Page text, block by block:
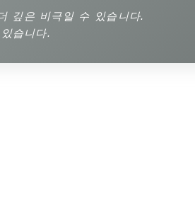
깊은 비극일 수 있습니다.
습니다.